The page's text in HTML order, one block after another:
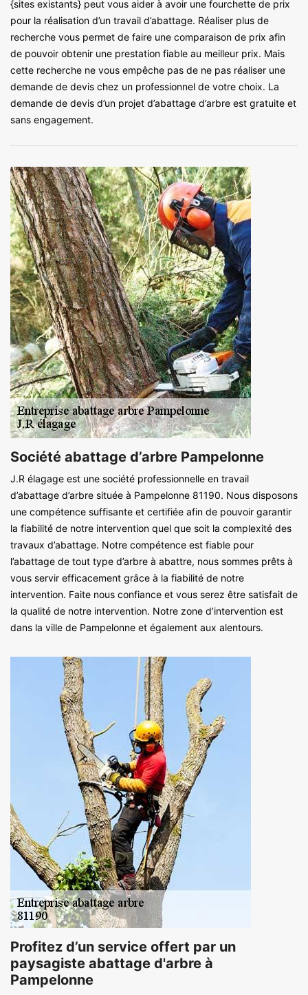
{sites existants} peut vous aider à avoir une fourchette de prix
pour la réalisation d’un travail d’abattage. Réaliser plus de
recherche vous permet de faire une comparaison de prix afin
de pouvoir obtenir une prestation fiable au meilleur prix. Mais
cette recherche ne vous empêche pas de ne pas réaliser une
demande de devis chez un professionnel de votre choix. La
demande de devis d’un projet d’abattage d’arbre est gratuite et
sans engagement.
Société abattage d’arbre Pampelonne
J.R élagage est une société professionnelle en travail
d’abattage d’arbre située à Pampelonne 81190. Nous disposons
une compétence suffisante et certifiée afin de pouvoir garantir
la fiabilité de notre intervention quel que soit la complexité des
travaux d’abattage. Notre compétence est fiable pour
l’abattage de tout type d’arbre à abattre, nous sommes prêts à
vous servir efficacement grâce à la fiabilité de notre
intervention. Faite nous confiance et vous serez être satisfait de
la qualité de notre intervention. Notre zone d’intervention est
dans la ville de Pampelonne et également aux alentours.
Profitez d’un service offert par un
paysagiste abattage d'arbre à
Pampelonne